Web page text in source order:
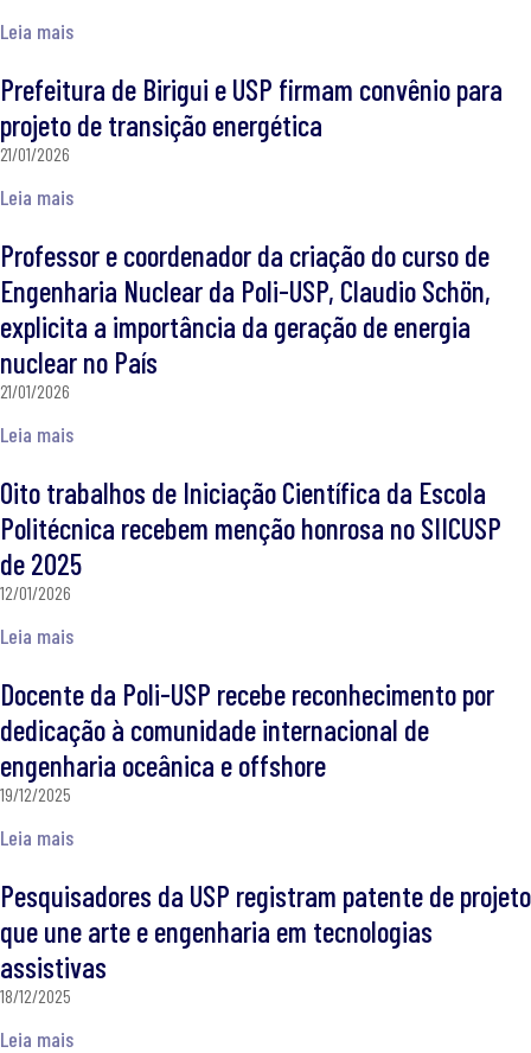
Leia mais
Prefeitura de Birigui e USP firmam convênio para
projeto de transição energética
21/01/2026
Leia mais
Professor e coordenador da criação do curso de
Engenharia Nuclear da Poli-USP, Claudio Schön,
explicita a importância da geração de energia
nuclear no País
21/01/2026
Leia mais
Oito trabalhos de Iniciação Científica da Escola
Politécnica recebem menção honrosa no SIICUSP
de 2025​
12/01/2026
Leia mais
Docente da Poli-USP recebe reconhecimento por
dedicação à comunidade internacional de
engenharia oceânica e offshore
19/12/2025
Leia mais
Pesquisadores da USP registram patente de projeto
que une arte e engenharia em tecnologias
assistivas
18/12/2025
Leia mais